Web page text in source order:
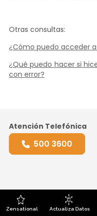
Otras consultas:
¿Cómo puedo acceder
¿Qué puedo hacer si
con error?
Atención Telefónica
500 3600
Zensational Actualiza Datos
WordPress Lightbox Plugin